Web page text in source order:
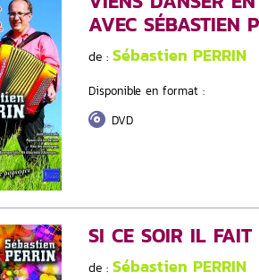
AVEC SÉBASTIEN
de : Sébastien PERRIN
Disponible en format :
DVD
SI CE SOIR IL
de : Sébastien PERRIN